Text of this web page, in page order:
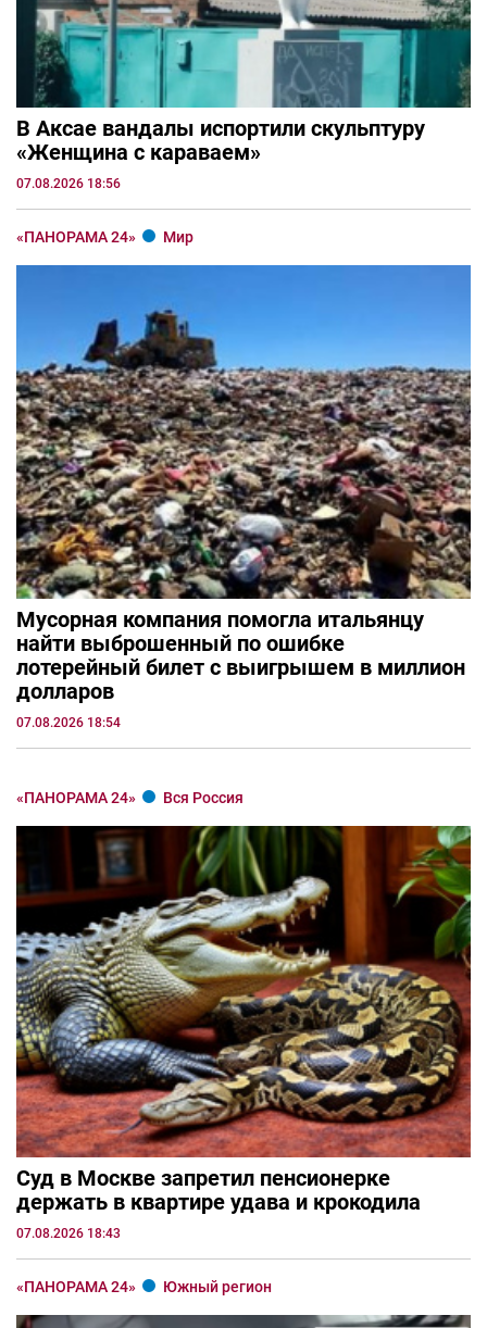
В Аксае вандалы испортили скульптуру
«Женщина с караваем»
07.08.2026 18:56
«ПАНОРАМА 24» Мир
Мусорная компания помогла итальянцу
найти выброшенный по ошибке
лотерейный билет с выигрышем в миллион
долларов
07.08.2026 18:54
«ПАНОРАМА 24» Вся Россия
Суд в Москве запретил пенсионерке
держать в квартире удава и крокодила
07.08.2026 18:43
«ПАНОРАМА 24» Южный регион